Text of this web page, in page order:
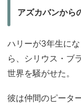
アズカバンから
ハリーが3年生に
ら、シリウス・ブ
世界を騒がせた。
彼は仲間のピータ